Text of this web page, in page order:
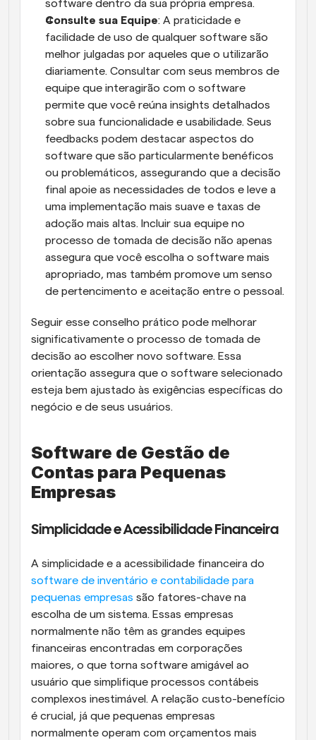
software dentro da sua própria empresa.
Consulte sua Equipe: A praticidade e
facilidade de uso de qualquer software são
melhor julgadas por aqueles que o utilizarão
diariamente. Consultar com seus membros de
equipe que interagirão com o software
permite que você reúna insights detalhados
sobre sua funcionalidade e usabilidade. Seus
feedbacks podem destacar aspectos do
software que são particularmente benéficos
ou problemáticos, assegurando que a decisão
final apoie as necessidades de todos e leve a
uma implementação mais suave e taxas de
adoção mais altas. Incluir sua equipe no
processo de tomada de decisão não apenas
assegura que você escolha o software mais
apropriado, mas também promove um senso
de pertencimento e aceitação entre o pessoal.
Seguir esse conselho prático pode melhorar
significativamente o processo de tomada de
decisão ao escolher novo software. Essa
orientação assegura que o software selecionado
esteja bem ajustado às exigências específicas do
negócio e de seus usuários.
Software de Gestão de
Contas para Pequenas
Empresas
Simplicidade e Acessibilidade Financeira
A simplicidade e a acessibilidade financeira do
software de inventário e contabilidade para
pequenas empresas são fatores-chave na
escolha de um sistema. Essas empresas
normalmente não têm as grandes equipes
financeiras encontradas em corporações
maiores, o que torna software amigável ao
usuário que simplifique processos contábeis
complexos inestimável. A relação custo-benefício
é crucial, já que pequenas empresas
normalmente operam com orçamentos mais